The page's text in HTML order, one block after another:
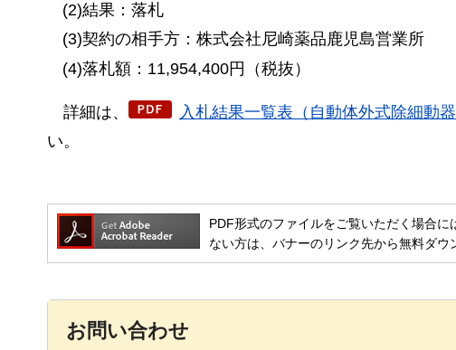
(2)結果：落札
(3)契約の相手方：株式会社尼崎薬品鹿児島営業所
(4)落札額：11,954,400円（税抜）
詳細は、 入札結果一覧表（自動体外式除細動
い。
PDF形式のファイルをご覧いただく場合
ない方は、バナーのリンク先から無料ダウ
お問い合わせ